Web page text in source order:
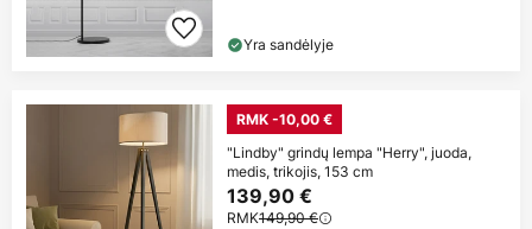
Yra sandėlyje
RMK -10,00 €
"Lindby" grindų lempa "Herry", juoda,
medis, trikojis, 153 cm
139,90 €
RMK149,90 €